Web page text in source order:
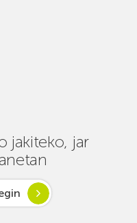
jakiteko, jar